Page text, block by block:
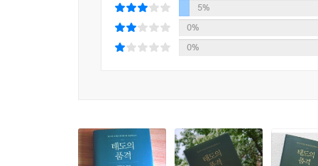
상대의 업무를 방해하지 않는 선에서 원만하
직급이나 경력에 관계없이 어떤 상황에서도
환경에서 오해가 쌓이지 않게 도와주는, 무엇보다
‘개념 없는 후배’ ‘무례한 상사’가 꾸준히 직장
5%
0%
0%